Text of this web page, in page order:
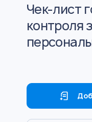
Чек-лист
контроля